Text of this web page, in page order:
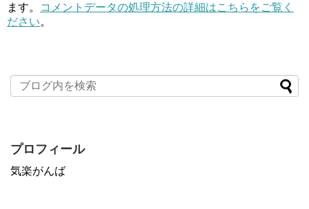
ます。
コメントデータの処理方法の詳細はこちらをご覧く
ださい。
プロフィール
気楽がんば